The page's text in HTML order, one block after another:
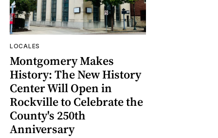
LOCALES
Montgomery Makes
History: The New History
Center Will Open in
Rockville to Celebrate the
County's 250th
Anniversary